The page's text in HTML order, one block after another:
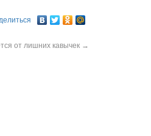
от лишних кавычек →